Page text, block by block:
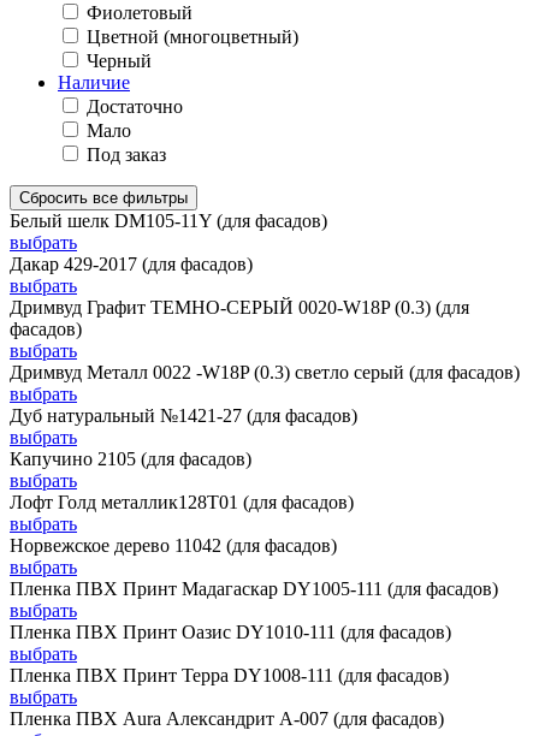
Фиолетовый
Цветной (многоцветный)
Черный
Наличие
Достаточно
Мало
Под заказ
Сбросить все фильтры
Белый шелк DM105-11Y (для фасадов)
выбрать
Дакар 429-2017 (для фасадов)
выбрать
Дримвуд Графит ТЕМНО-СЕРЫЙ 0020-W18P (0.3) (для
фасадов)
выбрать
Дримвуд Металл 0022 -W18P (0.3) светло серый (для фасадов)
выбрать
Дуб натуральный №1421-27 (для фасадов)
выбрать
Капучино 2105 (для фасадов)
выбрать
Лофт Голд металлик128Т01 (для фасадов)
выбрать
Норвежское дерево 11042 (для фасадов)
выбрать
Пленка ПВХ Принт Мадагаскар DY1005-111 (для фасадов)
выбрать
Пленка ПВХ Принт Оазис DY1010-111 (для фасадов)
выбрать
Пленка ПВХ Принт Терра DY1008-111 (для фасадов)
выбрать
Пленка ПВХ Aura Александрит А-007 (для фасадов)